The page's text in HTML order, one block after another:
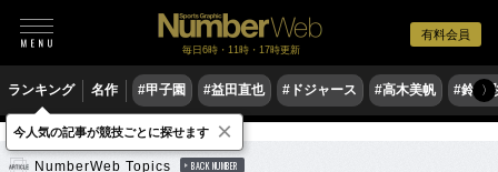
有料会員
毎日6時・11時・17時更新
ランキング 名作 #甲子園 #益田直也 #ドジャース #高木美帆 #鈴木
〉
野球 MLB
NumberWeb Topics BACK NUMBER
今人気の記事が競技ごとに探せます ×